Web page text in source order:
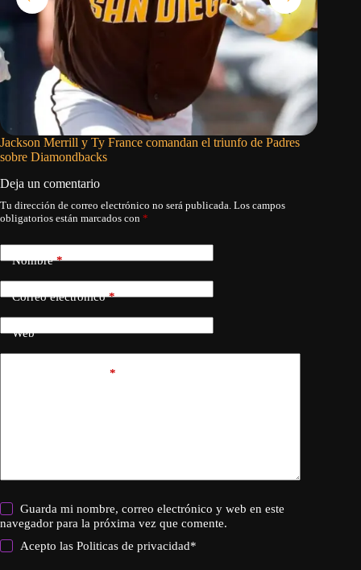
Jackson Merrill y Ty France comandan el triunfo de Padres
sobre Diamondbacks
Deja un comentario
Tu dirección de correo electrónico no será publicada. Los campos
obligatorios están marcados con *
Nombre*
Correo electrónico*
Web
*
Guarda mi nombre, correo electrónico y web en este
navegador para la próxima vez que comente.
Acepto lasPoliticas de privacidad*